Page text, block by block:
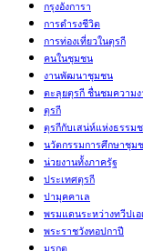
กรุงอังการา
การดำรงชีวิต
การท่องเที่ยวในตุรกี
คนในชุมชน
งานพัฒนาชุมชน
ตะลุยตุรกี ชื่นชมความ
ตุรกี
ตุรกีกับเสน่ห์แห่งธรรม
นวัตกรรมการศึกษาชุม
น่วยงานทั้งภาครัฐ
ประเทศตุรกี
ปามุคคาเล
พรมแดนระหว่างทวีปเอ
พระราชวังทอปกาปี
มรกต